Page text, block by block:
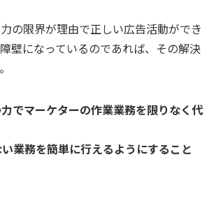
の限界が理由で正しい広告活動ができ
壁になっているのであれば、その解決
でマーケターの作業業務を限りなく代
業務を簡単に行えるようにすること